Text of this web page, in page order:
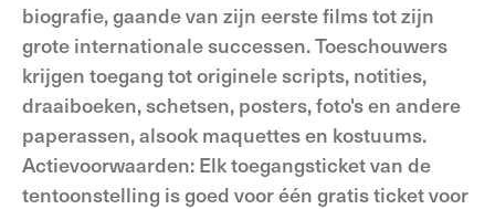
biografie, gaande van zijn eerste films tot zijn
grote internationale successen. Toeschouwers
krijgen toegang tot originele scripts, notities,
draaiboeken, schetsen, posters, foto's en andere
paperassen, alsook maquettes en kostuums.
Actievoorwaarden: Elk toegangsticket van de
tentoonstelling is goed voor één gratis ticket voor